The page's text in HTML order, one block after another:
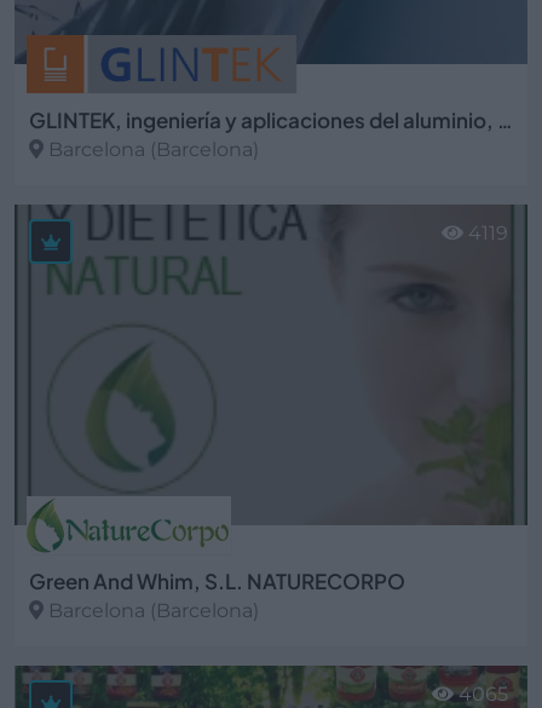
GLINTEK, ingeniería y aplicaciones del aluminio, S.L
Barcelona (Barcelona)
Ver más
Green And Whim, S.L. NATURECORPO
Barcelona (Barcelona)
Ver más
4119
4065